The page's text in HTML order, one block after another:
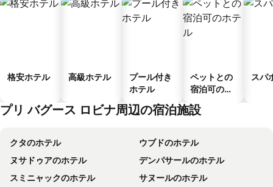
格安ホテル 高級ホテル
プール付き
ホテル
ペットとの
宿泊可のホ
テル
スパ
プリ バグース ロビナ周辺の宿泊施設
クタのホテル
ウブドのホテル
ヌサドゥアのホテル
デンパサールのホテル
スミニャックのホテル
サヌールのホテル